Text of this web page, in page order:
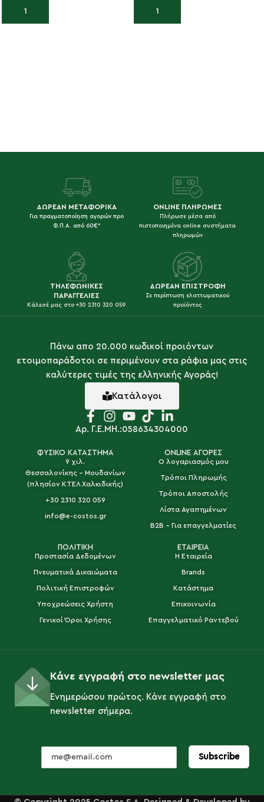
Προσθήκη στο καλάθι Προσθήκη στο καλάθι
ΔΩΡΕΑΝ ΜΕΤΑΦΟΡΙΚΑ
Για πραγματοποίηση αγορών προ
Φ.Π.Α. από 60€*
ONLINE ΠΛΗΡΩΜΕΣ
Πλήρωσε μέσα από
πιστοποιημένα online συστήματα
πληρωμών
ΤΗΛΕΦΩΝΙΚΕΣ
ΠΑΡΑΓΓΕΛΙΕΣ
Κάλεσέ μας στο +30 2310 320 059
ΔΩΡΕΑΝ ΕΠΙΣΤΡΟΦΗ
Σε περίπτωση ελαττωματικού
προϊόντος
Πάνω απο 20.000 κωδικοί προιόντων
ετοιμοπαράδοτοι σε περιμένουν στα ράφια μας στις
καλύτερες τιμές της ελληνικής Αγοράς!
Κατάλογοι
Αρ. Γ.Ε.ΜΗ.:058634304000
ΦΥΣΙΚΟ ΚΑΤΑΣΤΗΜΑ
9 χιλ.
Θεσσαλονίκης - Μουδανίων
(πλησίον ΚΤΕΛ Χαλκιδικής)
+30 2310 320 059
info@e-costos.gr
ONLINE ΑΓΟΡΕΣ
Ο λογαριασμός μου
Τρόποι Πληρωμής
Τρόποι Αποστολής
Λίστα Αγαπημένων
B2B - Για επαγγελματίες
ΠΟΛΙΤΙΚΗ
Προστασία Δεδομένων
Πνευματικά Δικαιώματα
Πολιτική Επιστροφών
Υποχρεώσεις Χρήστη
Γενικοί Όροι Χρήσης
ΕΤΑΙΡΕΙΑ
Η Εταιρεία
Brands
Κατάστημα
Επικοινωνία
Επαγγελματικό Ραντεβού
Κάνε εγγραφή στο newsletter μας
Ενημερώσου πρώτος. Κάνε εγγραφή στο
newsletter σήμερα.